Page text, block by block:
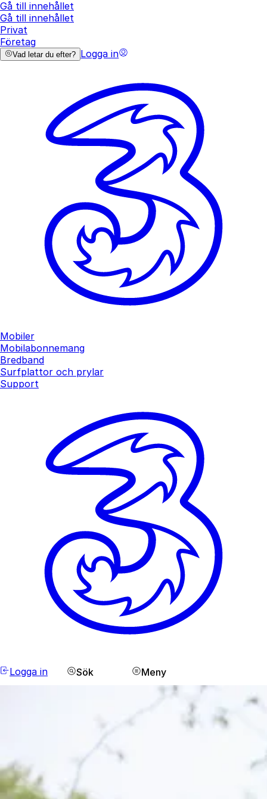
Gå till innehållet
Gå till innehållet
Privat
Företag
Vad letar du efter? Logga in
Mobiler
Mobilabonnemang
Bredband
Surfplattor och prylar
Support
Logga in Sök Meny